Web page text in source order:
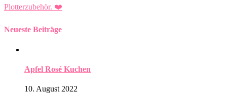
Plotterzubehör. ❤️
Neueste Beiträge
Apfel Rosé Kuchen
10. August 2022